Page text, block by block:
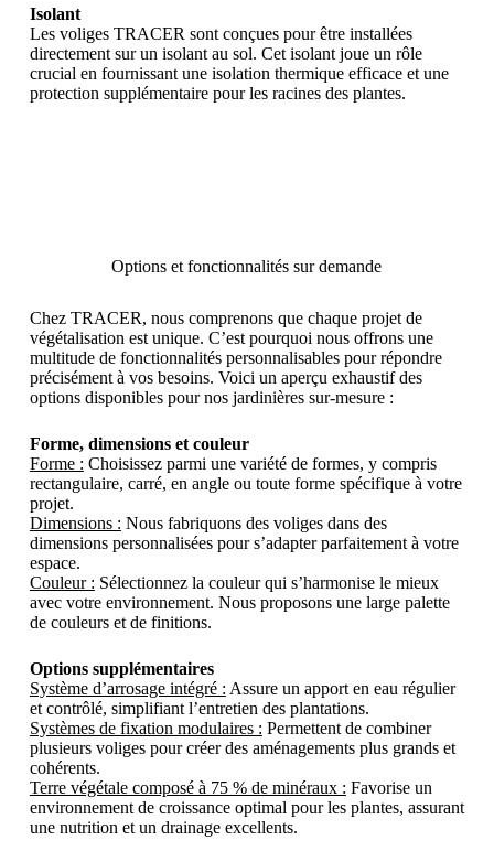
Isolant
Les voliges TRACER sont conçues pour être installées
directement sur un isolant au sol. Cet isolant joue un rôle
crucial en fournissant une isolation thermique efficace et une
protection supplémentaire pour les racines des plantes.
Options et fonctionnalités sur demande
Chez TRACER, nous comprenons que chaque projet de
végétalisation est unique. C’est pourquoi nous offrons une
multitude de fonctionnalités personnalisables pour répondre
précisément à vos besoins. Voici un aperçu exhaustif des
options disponibles pour nos jardinières sur-mesure :
Forme, dimensions et couleur
Forme : Choisissez parmi une variété de formes, y compris
rectangulaire, carré, en angle ou toute forme spécifique à votre
projet.
Dimensions : Nous fabriquons des voliges dans des
dimensions personnalisées pour s’adapter parfaitement à votre
espace.
Couleur : Sélectionnez la couleur qui s’harmonise le mieux
avec votre environnement. Nous proposons une large palette
de couleurs et de finitions.
Options supplémentaires
Système d’arrosage intégré : Assure un apport en eau régulier
et contrôlé, simplifiant l’entretien des plantations.
Systèmes de fixation modulaires : Permettent de combiner
plusieurs voliges pour créer des aménagements plus grands et
cohérents.
Terre végétale composé à 75 % de minéraux : Favorise un
environnement de croissance optimal pour les plantes, assurant
une nutrition et un drainage excellents.